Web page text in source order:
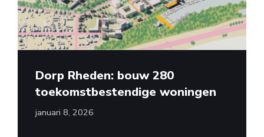
Dorp Rheden: bouw 280
toekomstbestendige woningen
januari 8, 2026